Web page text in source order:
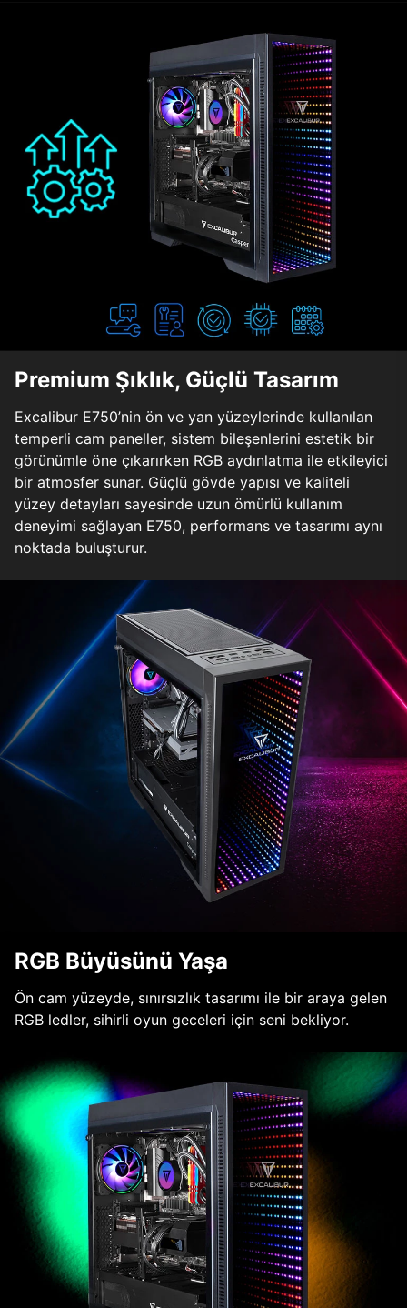
Premium Şıklık, Güçlü Tasarım
Excalibur E750’nin ön ve yan yüzeylerinde kullanılan
temperli cam paneller, sistem bileşenlerini estetik bir
görünümle öne çıkarırken RGB aydınlatma ile etkileyici
bir atmosfer sunar. Güçlü gövde yapısı ve kaliteli
yüzey detayları sayesinde uzun ömürlü kullanım
deneyimi sağlayan E750, performans ve tasarımı aynı
noktada buluşturur.
RGB Büyüsünü Yaşa
Ön cam yüzeyde, sınırsızlık tasarımı ile bir araya gelen
RGB ledler, sihirli oyun geceleri için seni bekliyor.